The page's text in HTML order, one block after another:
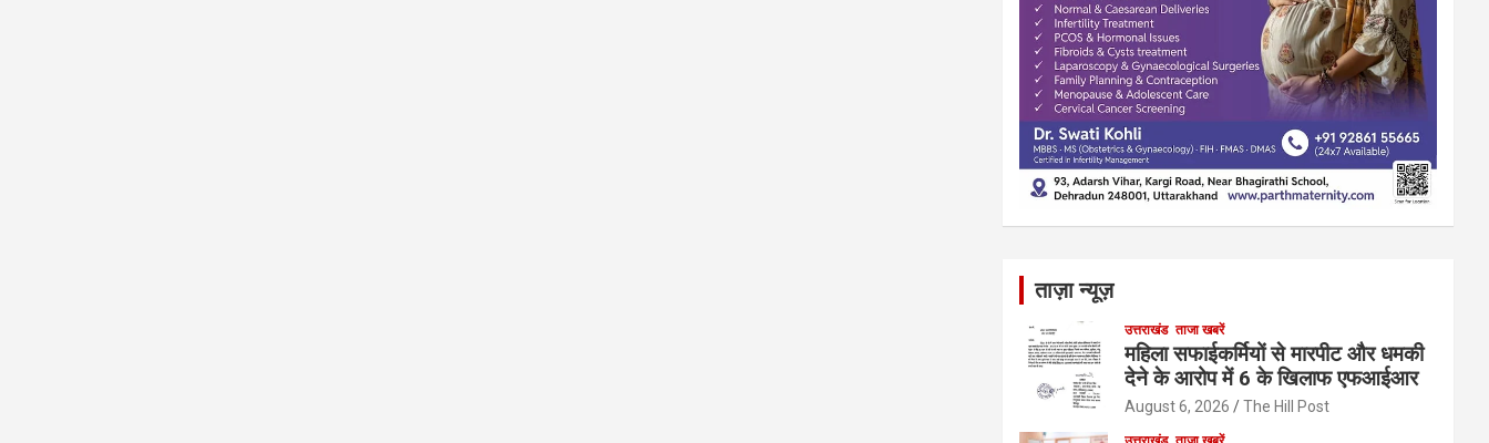
ताज़ा न्यूज़
उत्तराखंड ताजा खबरें
महिला सफाईकर्मियों से मारपीट और धमकी
देने के आरोप में 6 के खिलाफ एफआईआर
August 6, 2026 The Hill Post